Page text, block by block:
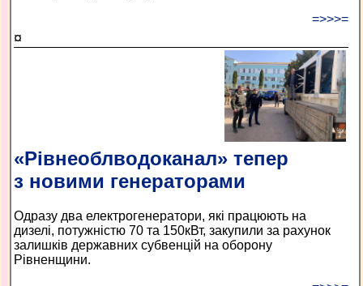
=>>>=
¤
«Рівнеоблводоканал» тепер
з новими генераторами
Одразу два електрогенератори, які працюють на
дизелі, потужністю 70 та 150кВт, закупили за рахунок
залишків державних субвенцій на оборону
Рівненщини.